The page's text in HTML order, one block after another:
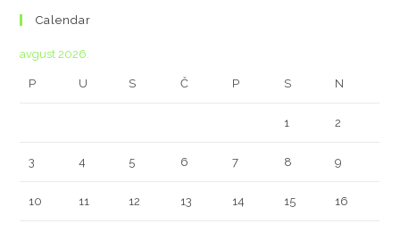
Calendar
avgust 2026.
P U S Č P S N
1 2
3 4 5 6 7 8 9
10 11 12 13 14 15 16